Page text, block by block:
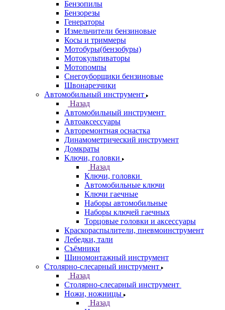
Бензопилы
Бензорезы
Генераторы
Измельчители бензиновые
Косы и триммеры
Мотобуры(бензобуры)
Мотокультиваторы
Мотопомпы
Снегоуборщики бензиновые
Швонарезчики
Автомобильный инструмент
Назад
Автомобильный инструмент
Автоаксессуары
Авторемонтная оснастка
Динамометрический инструмент
Домкраты
Ключи, головки
Назад
Ключи, головки
Автомобильные ключи
Ключи гаечные
Наборы автомобильные
Наборы ключей гаечных
Торцовые головки и аксессуары
Краскораспылители, пневмоинструмент
Лебедки, тали
Съёмники
Шиномонтажный инструмент
Столярно-слесарный инструмент
Назад
Столярно-слесарный инструмент
Ножи, ножницы
Назад